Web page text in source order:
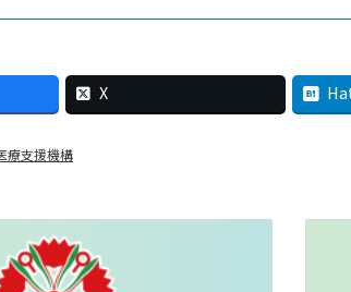
X
療支援機構